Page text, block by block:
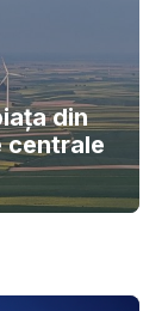
din
centrale